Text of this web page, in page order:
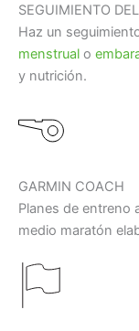
SEGUIMIENTO
Haz un
menstrual o
y nutrición.
GARMIN COACH
Planes de entreno
medio maratón